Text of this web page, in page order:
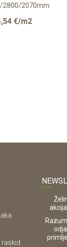
2800/2070mm
€/m2
raskid